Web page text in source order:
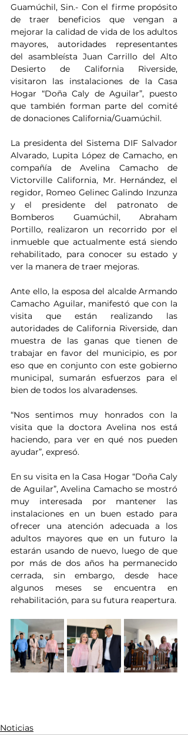
Guamúchil, Sin.- Con el firme propósito
de traer beneficios que vengan a
mejorar la calidad de vida de los adultos
mayores, autoridades representantes
del asambleísta Juan Carrillo del Alto
Desierto de California Riverside,
visitaron las instalaciones de la Casa
Hogar “Doña Caly de Aguilar”, puesto
que también forman parte del comité
de donaciones California/Guamúchil.
La presidenta del Sistema DIF Salvador
Alvarado, Lupita López de Camacho, en
compañía de Avelina Camacho de
Victorville California, Mr. Hernández, el
regidor, Romeo Gelinec Galindo Inzunza
y el presidente del patronato de
Bomberos Guamúchil, Abraham
Portillo, realizaron un recorrido por el
inmueble que actualmente está siendo
rehabilitado, para conocer su estado y
ver la manera de traer mejoras.
Ante ello, la esposa del alcalde Armando
Camacho Aguilar, manifestó que con la
visita que están realizando las
autoridades de California Riverside, dan
muestra de las ganas que tienen de
trabajar en favor del municipio, es por
eso que en conjunto con este gobierno
municipal, sumarán esfuerzos para el
bien de todos los alvaradenses.
“Nos sentimos muy honrados con la
visita que la doctora Avelina nos está
haciendo, para ver en qué nos pueden
ayudar”, expresó.
En su visita en la Casa Hogar “Doña Caly
de Aguilar”, Avelina Camacho se mostró
muy interesada por mantener las
instalaciones en un buen estado para
ofrecer una atención adecuada a los
adultos mayores que en un futuro la
estarán usando de nuevo, luego de que
por más de dos años ha permanecido
cerrada, sin embargo, desde hace
algunos meses se encuentra en
rehabilitación, para su futura reapertura.
Noticias